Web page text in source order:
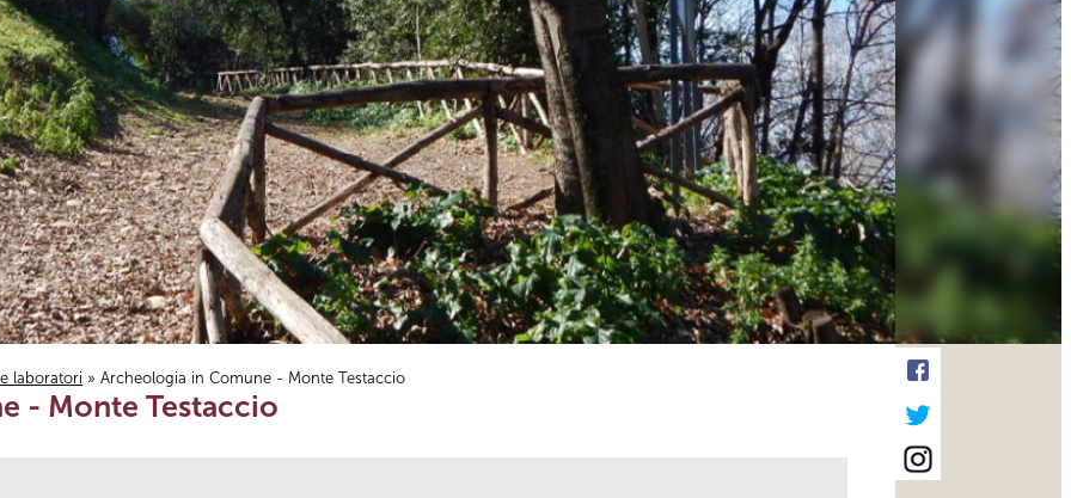
laboratori » Archeologia in Comune - Monte Testaccio
- Monte Testaccio